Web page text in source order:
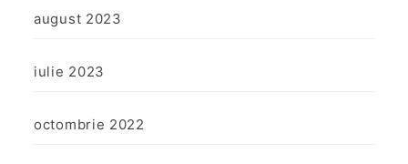
august 2023
iulie 2023
octombrie 2022